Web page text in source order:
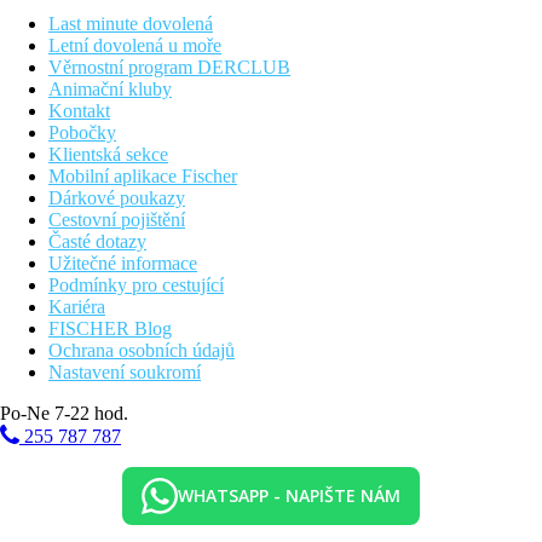
450 m
Vzdálenost k pláži
14 km
Vzdálenost od nejbližšího letiště
Bazény
Bar u bazénu
Fotogalerie
Last minute dovolená
Letní dovolená u moře
Věrnostní program DERCLUB
Animační kluby
Kontakt
Pobočky
Klientská sekce
Mobilní aplikace Fischer
Dárkové poukazy
Cestovní pojištění
Časté dotazy
Užitečné informace
Podmínky pro cestující
Kariéra
FISCHER Blog
Ochrana osobních údajů
Nastavení soukromí
Po-Ne 7-22 hod.
255 787 787
WHATSAPP - NAPIŠTE NÁM